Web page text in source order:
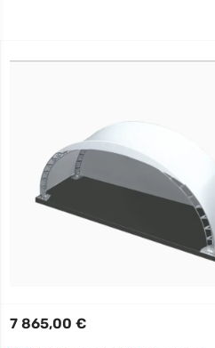
7 865,00 €